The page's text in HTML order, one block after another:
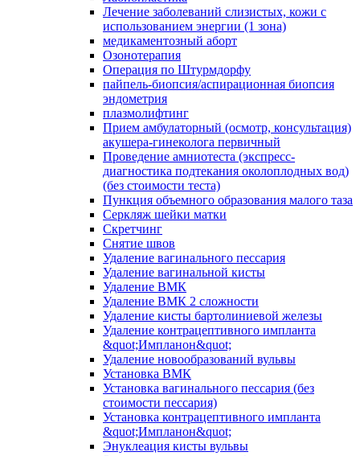
Лечение заболеваний слизистых, кожи с
использованием энергии (1 зона)
медикаментозный аборт
Озонотерапия
Операция по Штурмдорфу
пайпель-биопсия/аспирационная биопсия
эндометрия
плазмолифтинг
Прием амбулаторный (осмотр, консультация)
акушера-гинеколога первичный
Проведение амниотеста (экспресс-
диагностика подтекания околоплодных вод)
(без стоимости теста)
Пункция объемного образования малого таза
Серкляж шейки матки
Скретчинг
Снятие швов
Удаление вагинального пессария
Удаление вагинальной кисты
Удаление ВМК
Удаление ВМК 2 сложности
Удаление кисты бартолиниевой железы
Удаление контрацептивного импланта
&quot;Импланон&quot;
Удаление новообразований вульвы
Установка ВМК
Установка вагинального пессария (без
стоимости пессария)
Установка контрацептивного импланта
&quot;Импланон&quot;
Энуклеация кисты вульвы